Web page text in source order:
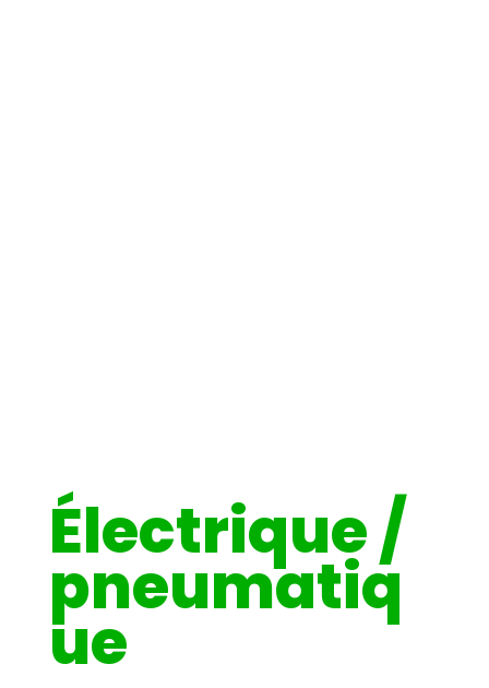
Électrique /
pneumatiq
ue